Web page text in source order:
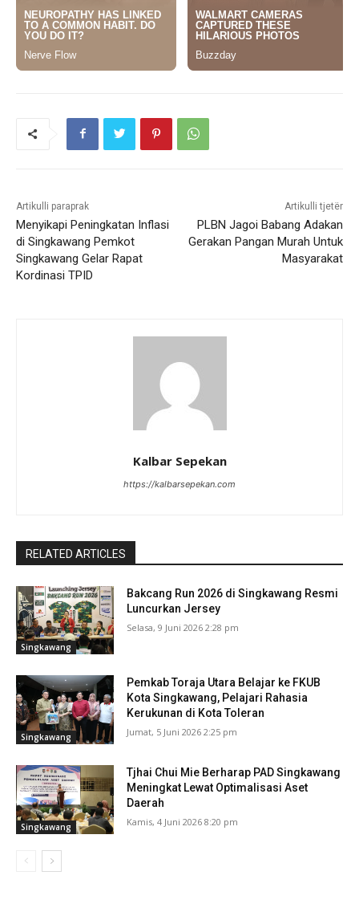
Artikulli paraprak
Menyikapi Peningkatan Inflasi
di Singkawang Pemkot
Singkawang Gelar Rapat
Kordinasi TPID
Artikulli tjetër
PLBN Jagoi Babang Adakan
Gerakan Pangan Murah Untuk
Masyarakat
Kalbar Sepekan
https://kalbarsepekan.com
RELATED ARTICLES
Singkawang
Bakcang Run 2026 di Singkawang Resmi
Luncurkan Jersey
Selasa, 9 Juni 2026 2:28 pm
Singkawang
Pemkab Toraja Utara Belajar ke FKUB
Kota Singkawang, Pelajari Rahasia
Kerukunan di Kota Toleran
Jumat, 5 Juni 2026 2:25 pm
Singkawang
Tjhai Chui Mie Berharap PAD Singkawang
Meningkat Lewat Optimalisasi Aset
Daerah
Kamis, 4 Juni 2026 8:20 pm